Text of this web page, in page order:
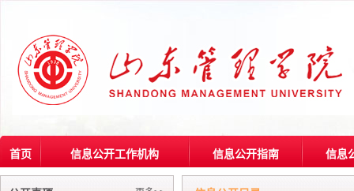
首页 信息公开工作机构 信息公开指南 信息